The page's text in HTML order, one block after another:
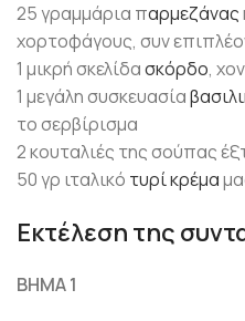
25 γραμμάρια παρμεζάνας
χορτοφάγους, συν
1 μικρή σκελίδασκόρδο,
1 μεγάλη συσκευασία
το σερβίρισμα
2 κουταλιές της σούπας
50 γρ ιταλικό τυρί κρέμα
Εκτέλεση της
ΒΗΜΑ 1